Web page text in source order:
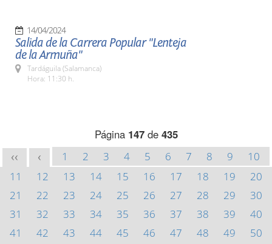
14/04/2024
Salida de la Carrera Popular "Lenteja
de la Armuña"
Tardáguila (Salamanca)
Hora: 11:30 h.
Página 147de 435
<< < 1 2 3 4 5 6 7 8 9
10
11
12 13 14 15 16 17 18 19
20
21
22 23 24 25 26 27 28 29
30
31
32 33 34 35 36 37 38 39
40
41
42 43 44 45 46 47 48 49
50